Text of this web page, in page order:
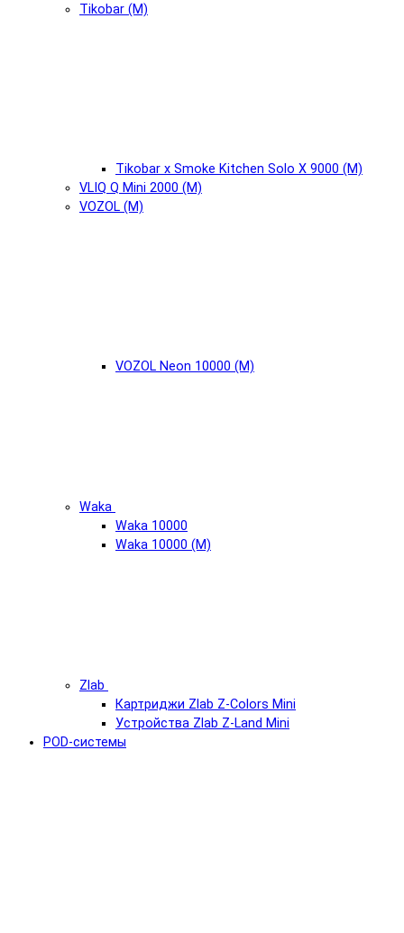
Tikobar (М)
Tikobar x Smoke Kitchen Solo X 9000 (М)
VLIQ Q Mini 2000 (М)
VOZOL (М)
VOZOL Neon 10000 (М)
Waka
Waka 10000
Waka 10000 (М)
Zlab
Картриджи Zlab Z-Colors Mini
Устройства Zlab Z-Land Mini
POD-системы